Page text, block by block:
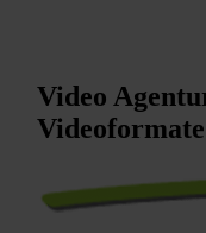
Video
Videoformate